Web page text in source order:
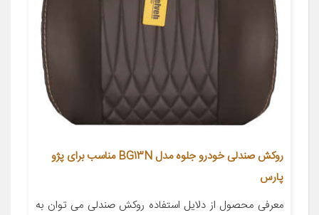
روکش صندلی خودرو جلوه مدل BG13N مناسب برای پژو
پارس
معرفی محصول از دلایل استفاده روکش صندلی می توان به